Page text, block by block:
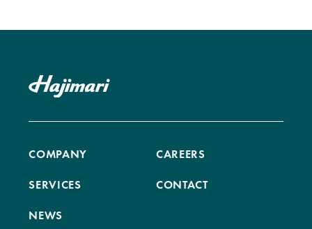
COMPANY
SERVICES
NEWS
CAREERS
CONTACT